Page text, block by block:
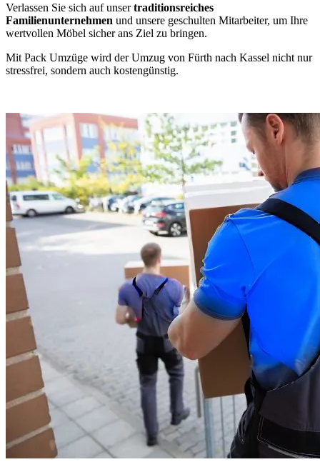
Verlassen Sie sich auf unsertraditionsreiches
Familienunternehmen und unsere geschulten Mitarbeiter, um Ihre
wertvollen Möbel sicher ans Ziel zu bringen.
Mit Pack Umzüge wird der Umzug von Fürth nach Kassel nicht nur
stressfrei, sondern auch kostengünstig.